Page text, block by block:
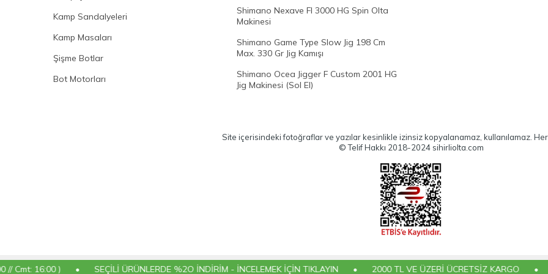
16:00 ) • SEÇİLİ ÜRÜNLERDE %2O İNDİRİM - İNCELEMEK İÇİN TIKLAYIN • 2000 TL VE ÜZERİ ÜCRETSİZ KARGO •
Kamp Sandalyeleri
Kamp Masaları
Şişme Botlar
Bot Motorları
Shimano Nexave FI 3000 HG Spin Olta
Makinesi
Shimano Game Type Slow Jig 198 Cm
Max. 330 Gr Jig Kamışı
Shimano Ocea Jigger F Custom 2001 HG
Jig Makinesi (Sol El)
Site içerisindeki fotoğraflar ve yazılar kesinlikle izinsiz kopyalanamaz, kullanılamaz. Her
© Telif Hakkı 2018-2024 sihirliolta.com
T-Soft E-TicaretSistemleriyle Hazırlanmıştır.